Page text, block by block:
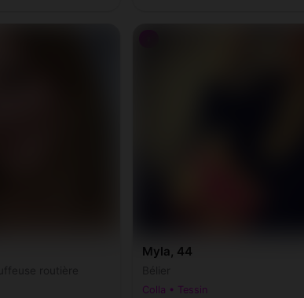
Myla, 44
Colla • Tessin